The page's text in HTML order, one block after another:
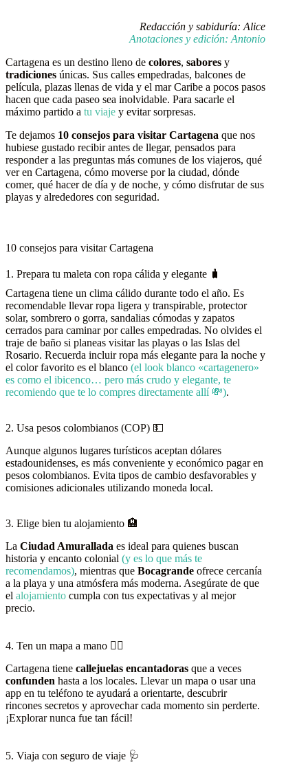
Redacción y sabiduría: Alice
Anotaciones y edición: Antonio
Cartagena es un destino lleno de colores, sabores y
tradiciones únicas. Sus calles empedradas, balcones de
película, plazas llenas de vida y el mar Caribe a pocos pasos
hacen que cada paseo sea inolvidable. Para sacarle el
máximo partido a tu viaje y evitar sorpresas.
Te dejamos 10 consejos para visitar Cartagena que nos
hubiese gustado recibir antes de llegar, pensados para
responder a las preguntas más comunes de los viajeros, qué
ver en Cartagena, cómo moverse por la ciudad, dónde
comer, qué hacer de día y de noche, y cómo disfrutar de sus
playas y alrededores con seguridad.
10 consejos para visitar Cartagena
1. Prepara tu maleta con ropa cálida y elegante 🧳
Cartagena tiene un clima cálido durante todo el año. Es
recomendable llevar ropa ligera y transpirable, protector
solar, sombrero o gorra, sandalias cómodas y zapatos
cerrados para caminar por calles empedradas. No olvides el
traje de baño si planeas visitar las playas o las Islas del
Rosario. Recuerda incluir ropa más elegante para la noche y
el color favorito es el blanco (el look blanco «cartagenero»
es como el ibicenco… pero más crudo y elegante, te
recomiendo que te lo compres directamente allí 💸).
2. Usa pesos colombianos (COP) 💵
Aunque algunos lugares turísticos aceptan dólares
estadounidenses, es más conveniente y económico pagar en
pesos colombianos. Evita tipos de cambio desfavorables y
comisiones adicionales utilizando moneda local.
3. Elige bien tu alojamiento 🏨
La Ciudad Amurallada es ideal para quienes buscan
historia y encanto colonial (y es lo que más te
recomendamos), mientras que Bocagrande ofrece cercanía
a la playa y una atmósfera más moderna. Asegúrate de que
el alojamiento cumpla con tus expectativas y al mejor
precio.
4. Ten un mapa a mano 🚶‍♀️
Cartagena tiene callejuelas encantadoras que a veces
confunden hasta a los locales. Llevar un mapa o usar una
app en tu teléfono te ayudará a orientarte, descubrir
rincones secretos y aprovechar cada momento sin perderte.
¡Explorar nunca fue tan fácil!
5. Viaja con seguro de viaje 🩺